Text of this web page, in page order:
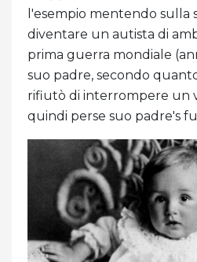
l'esempio mentendo sulla
diventare un autista di
prima guerra mondiale
suo padre, secondo
rifiutò di interrompere un
quindi perse suo padre's